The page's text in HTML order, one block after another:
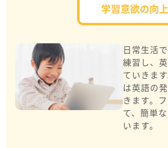
学習意欲の向上
日常生活
練習し、
ていきま
は英語の
きます。
て、簡単
います。